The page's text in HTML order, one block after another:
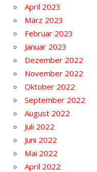
April 2023
März 2023
Februar 2023
Januar 2023
Dezember 2022
November 2022
Oktober 2022
September 2022
August 2022
Juli 2022
Juni 2022
Mai 2022
April 2022